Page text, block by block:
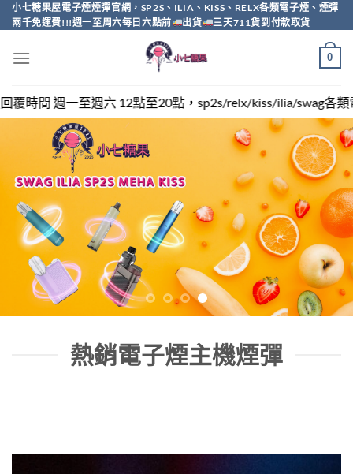
Skip
to
小七糖果屋電子煙煙彈官網，SP2S、ILIA、KISS、RELX各類電子煙、煙彈
兩千免運費!!!週一至周六每日六點前
出貨 三天711貨到付款取貨
0
至20點，sp2s/relx/kiss/ilia/swag各類電子煙煙彈買越多越便
熱銷電子煙主機煙彈